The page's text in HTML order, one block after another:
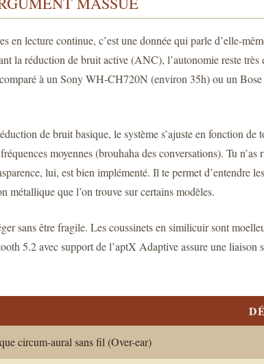
lecture continue, c’est une donnée qui parle d’elle-
la réduction de bruit active (ANC), l’autonomie reste
à un Sony WH-CH720N (environ 35h) ou un
de bruit basique, le système s’ajuste en fonction
moyennes (brouhaha des conversations). Tu
lui, est bien implémenté. Il te permet d’entendre
métallique que l’on trouve sur certains modèles.
sans être fragile. Les coussinets en similicuir sont
5.2 avec support de l’aptX Adaptive assure une
circum-aural sans fil (Over-ear)